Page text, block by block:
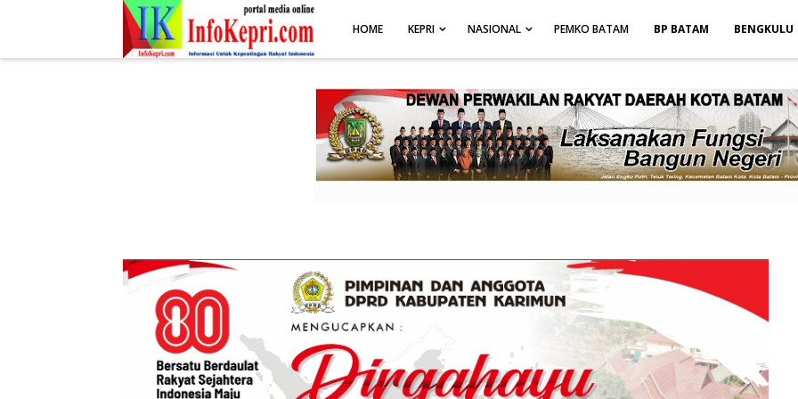
.post-body img { display: block; margin: 0 auto; max-width: 100%; height: auto; }
HOME KEPRI NASIONAL PEMKO BATAM BP BATAM BENGKULU